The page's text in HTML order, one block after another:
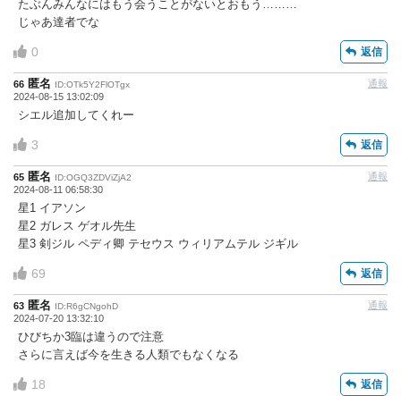
たぶんみんなにはもう会うことがないとおもう………
じゃあ達者でな
0 返信
66 匿名 ID:OTk5Y2FlOTgx
2024-08-15 13:02:09
通報
シエル追加してくれー
3 返信
65 匿名 ID:OGQ3ZDViZjA2
2024-08-11 06:58:30
通報
星1 イアソン
星2 ガレス ゲオル先生
星3 剣ジル ペディ卿 テセウス ウィリアムテル ジギル
69 返信
63 匿名 ID:R6gCNgohD
2024-07-20 13:32:10
通報
ひびちか3臨は違うので注意
さらに言えば今を生きる人類でもなくなる
18 返信